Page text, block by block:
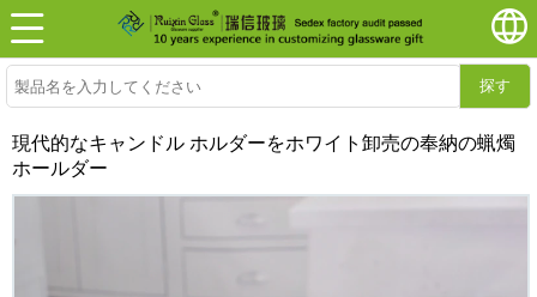
探す
現代的なキャンドル ホルダーをホワイト卸売の奉納の蝋燭
ホールダー